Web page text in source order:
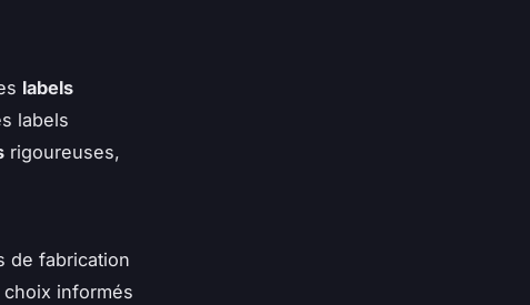
labels
labels
rigoureuses,
de fabrication
informés